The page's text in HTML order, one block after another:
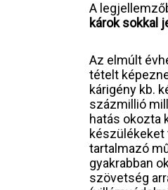
A
károk sokkal
Az elmúlt
tételt
kárigény kb.
százmillió
hatás okozta
készülékeket
tartalmazó
gyakrabban
szövetség